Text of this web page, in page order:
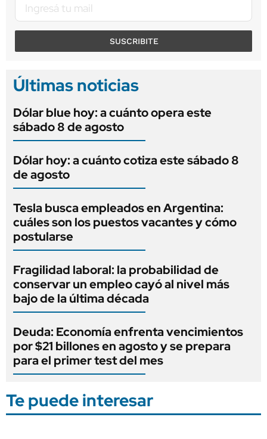
SUSCRIBITE
Últimas noticias
Dólar blue hoy: a cuánto opera este
sábado 8 de agosto
Dólar hoy: a cuánto cotiza este sábado 8
de agosto
Tesla busca empleados en Argentina:
cuáles son los puestos vacantes y cómo
postularse
Fragilidad laboral: la probabilidad de
conservar un empleo cayó al nivel más
bajo de la última década
Deuda: Economía enfrenta vencimientos
por $21 billones en agosto y se prepara
para el primer test del mes
Te puede interesar